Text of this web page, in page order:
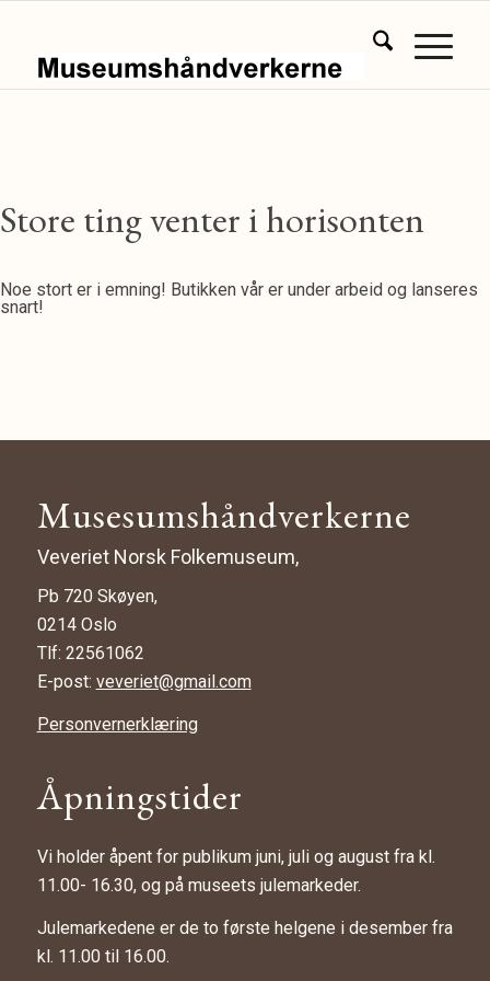
Store ting venter i horisonten
Noe stort er i emning! Butikken vår er under arbeid og lanseres
snart!
Musesumshåndverkerne
Veveriet Norsk Folkemuseum,
Pb 720 Skøyen,
0214 Oslo
Tlf: 22561062
E-post: veveriet@gmail.com
Personvernerklæring
Åpningstider
Vi holder åpent for publikum juni, juli og august fra kl.
11.00- 16.30, og på museets julemarkeder.
Julemarkedene er de to første helgene i desember fra
kl. 11.00 til 16.00.